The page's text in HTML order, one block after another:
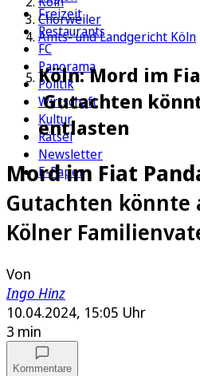
Freizeit
Restaurants
FC
Panorama
Politik
Wirtschaft
Kultur
Rätsel
Newsletter
E-Paper
Chorweiler
Amts- und Landgericht Köln
Köln: Mord im
Gutachten
entlasten
Mord im Fiat
Gutachten könnte
Kölner
Von
Ingo Hinz
10.04.2024, 15:05 Uhr
3 min
Kommentare